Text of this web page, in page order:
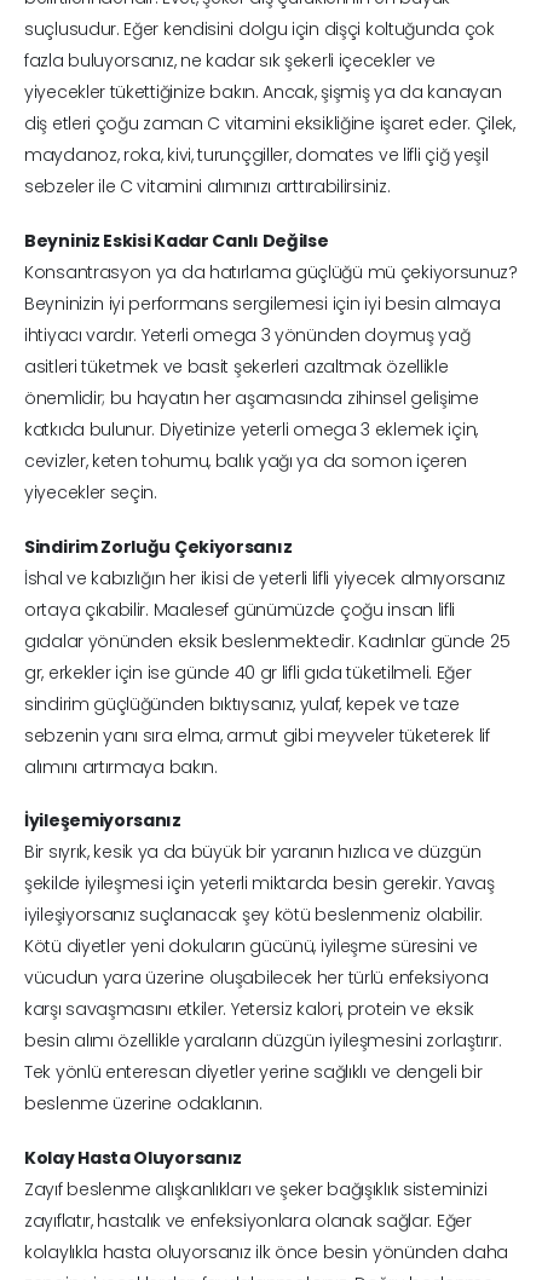
suçlusudur. Eğer kendisini dolgu için dişçi koltuğunda çok
fazla buluyorsanız, ne kadar sık şekerli içecekler ve
yiyecekler tükettiğinize bakın. Ancak, şişmiş ya da kanayan
diş etleri çoğu zaman C vitamini eksikliğine işaret eder. Çilek,
maydanoz, roka, kivi, turunçgiller, domates ve lifli çiğ yeşil
sebzeler ile C vitamini alımınızı arttırabilirsiniz.
Beyniniz Eskisi Kadar Canlı Değilse
Konsantrasyon ya da hatırlama güçlüğü mü çekiyorsunuz?
Beyninizin iyi performans sergilemesi için iyi besin almaya
ihtiyacı vardır. Yeterli omega 3 yönünden doymuş yağ
asitleri tüketmek ve basit şekerleri azaltmak özellikle
önemlidir; bu hayatın her aşamasında zihinsel gelişime
katkıda bulunur. Diyetinize yeterli omega 3 eklemek için,
cevizler, keten tohumu, balık yağı ya da somon içeren
yiyecekler seçin.
Sindirim Zorluğu Çekiyorsanız
İshal ve kabızlığın her ikisi de yeterli lifli yiyecek almıyorsanız
ortaya çıkabilir. Maalesef günümüzde çoğu insan lifli
gıdalar yönünden eksik beslenmektedir. Kadınlar günde 25
gr, erkekler için ise günde 40 gr lifli gıda tüketilmeli. Eğer
sindirim güçlüğünden bıktıysanız, yulaf, kepek ve taze
sebzenin yanı sıra elma, armut gibi meyveler tüketerek lif
alımını artırmaya bakın.
İyileşemiyorsanız
Bir sıyrık, kesik ya da büyük bir yaranın hızlıca ve düzgün
şekilde iyileşmesi için yeterli miktarda besin gerekir. Yavaş
iyileşiyorsanız suçlanacak şey kötü beslenmeniz olabilir.
Kötü diyetler yeni dokuların gücünü, iyileşme süresini ve
vücudun yara üzerine oluşabilecek her türlü enfeksiyona
karşı savaşmasını etkiler. Yetersiz kalori, protein ve eksik
besin alımı özellikle yaraların düzgün iyileşmesini zorlaştırır.
Tek yönlü enteresan diyetler yerine sağlıklı ve dengeli bir
beslenme üzerine odaklanın.
Kolay Hasta Oluyorsanız
Zayıf beslenme alışkanlıkları ve şeker bağışıklık sisteminizi
zayıflatır, hastalık ve enfeksiyonlara olanak sağlar. Eğer
kolaylıkla hasta oluyorsanız ilk önce besin yönünden daha